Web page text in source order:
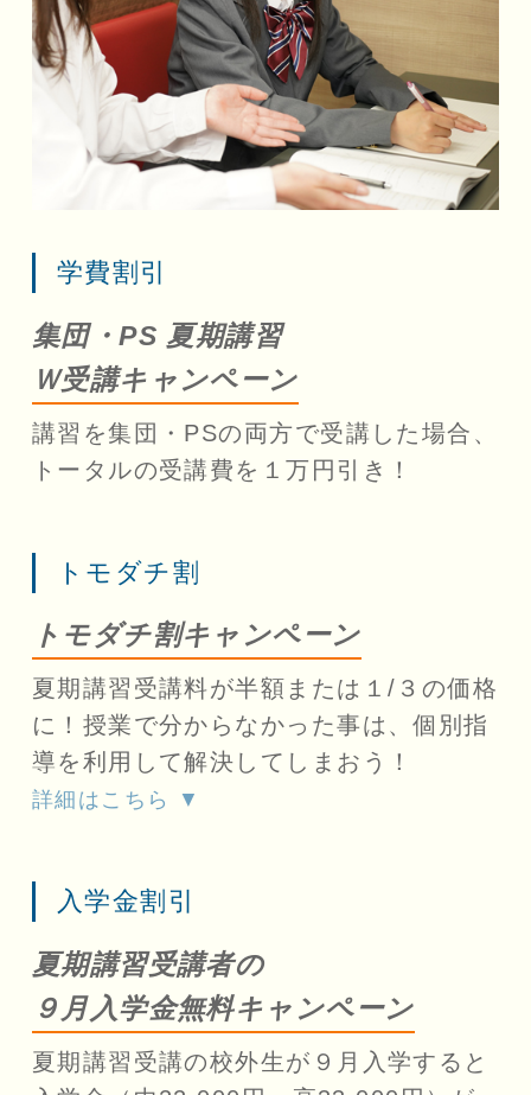
学費割引
集団・PS 夏期講習
Ｗ受講キャンペーン
講習を集団・PSの両方で受講した場合、
トータルの受講費を１万円引き！
トモダチ割
トモダチ割キャンペーン
夏期講習受講料が半額または１/３の価格
に！授業で分からなかった事は、個別指
導を利用して解決してしまおう！
詳細はこちら ▼
入学金割引
夏期講習受講者の
９月入学金無料キャンペーン
夏期講習受講の校外生が９月入学すると